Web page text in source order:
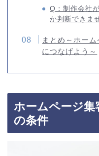
Q：制作会社
か判断できま
まとめ～ホー
につなげよう～
ホームページ集
の条件